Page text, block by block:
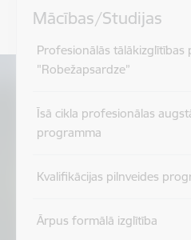
Mācības/Studijas
Profesionālās tālākizglītības
"Robežapsardze”
Īsā cikla profesionālas
programma
Kvalifikācijas pilnveides
Ārpus formālā izglītība